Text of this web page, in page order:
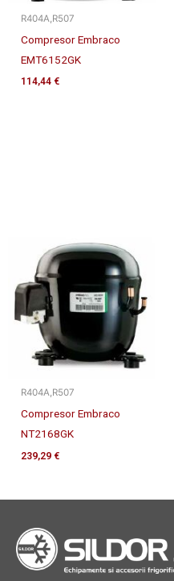
R404A,R507
Compresor Embraco
EMT6152GK
114,44 €
R404A,R507
Compresor Embraco
NT2168GK
239,29 €